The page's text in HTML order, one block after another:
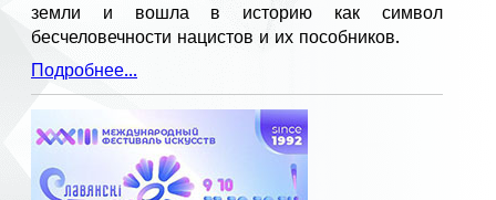
земли и вошла в историю как символ
бесчеловечности нацистов и их пособников.
Подробнее...